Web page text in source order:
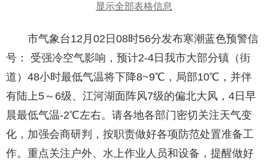
显示全部表格信息
市气象台12月02日08时56分发布寒潮蓝色预警信
号： 受强冷空气影响，预计2-4日我市大部分镇（街
道）48小时最低气温将下降8~9℃，局部10℃，并伴
有陆上5～6级、江河湖面阵风7级的偏北大风，4日早
晨最低气温-2℃左右。请各地各部门密切关注天气变
化，加强会商研判，按职责做好各项防范处置准备工
作。重点关注户外、水上作业人员和设备，提醒做好